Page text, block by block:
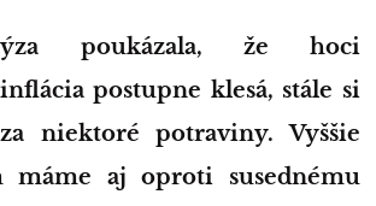
postupne klesá, stále si
niektoré potraviny. Vyššie
máme aj oproti susednému